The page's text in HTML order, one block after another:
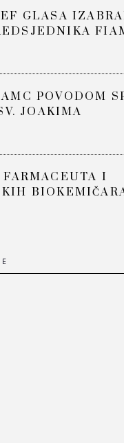
GLASA
POVODOM
JOAKIMA
I